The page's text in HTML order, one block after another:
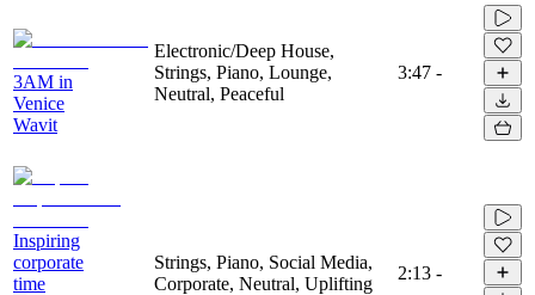
3AM in
Venice
Wavit
Electronic/Deep House,
Strings, Piano, Lounge,
Neutral, Peaceful
3:47 -
Inspiring
corporate
time
Strings, Piano, Social Media,
Corporate, Neutral, Uplifting
2:13 -